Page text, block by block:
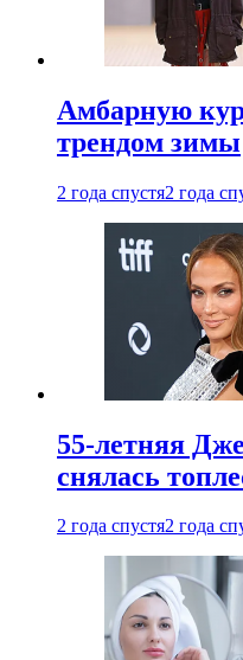
Амбарную
трендом зимы
2 года спустя2 года
55-летняя
снялась
2 года спустя2 года